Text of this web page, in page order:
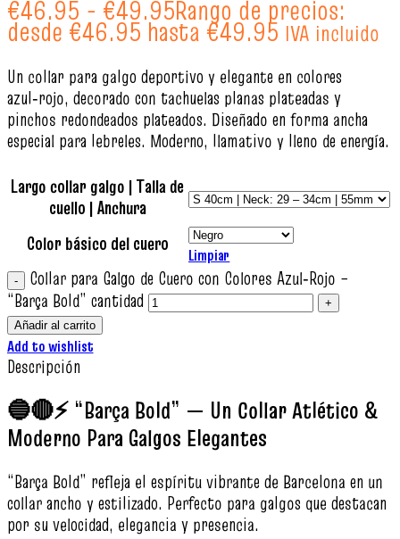
€46.95 - €49.95Rango de precios:
desde €46.95 hasta €49.95 IVA incluido
Un collar para galgo deportivo y elegante en colores
azul‑rojo, decorado con tachuelas planas plateadas y
pinchos redondeados plateados. Diseñado en forma ancha
especial para lebreles. Moderno, llamativo y lleno de energía.
Largo collar galgo | Talla de
cuello | Anchura
Color básico del cuero
Limpiar
Collar para Galgo de Cuero con Colores Azul‑Rojo –
“Barça Bold” cantidad
Añadir al carrito
Add to wishlist
Descripción
🔵🔴⚡ “Barça Bold” — Un Collar Atlético &
Moderno Para Galgos Elegantes
“Barça Bold” refleja el espíritu vibrante de Barcelona en un
collar ancho y estilizado. Perfecto para galgos que destacan
por su velocidad, elegancia y presencia.